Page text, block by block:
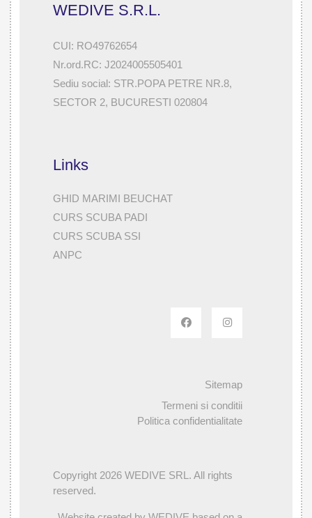
WEDIVE S.R.L.
CUI: RO49762654
Nr.ord.RC: J2024005505401
Sediu social: STR.POPA PETRE NR.8,
SECTOR 2, BUCURESTI 020804
Links
GHID MARIMI BEUCHAT
CURS SCUBA PADI
CURS SCUBA SSI
ANPC
Sitemap
Termeni si conditii
Politica confidentialitate
Copyright 2026 WEDIVE SRL. All rights
reserved.